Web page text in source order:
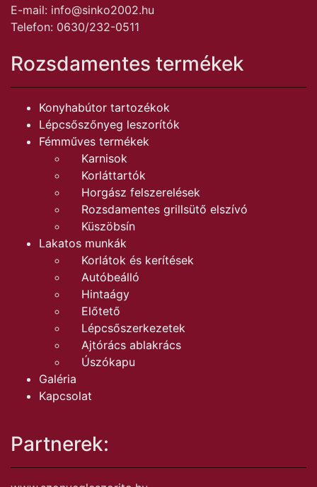
E-mail: info@sinko2002.hu
Telefon: 0630/232-0511
Rozsdamentes termékek
Konyhabútor tartozékok
Lépcsőszőnyeg leszorítók
Fémműves termékek
Karnisok
Korláttartók
Horgász felszerelések
Rozsdamentes grillsütő elszívó
Küszöbsín
Lakatos munkák
Korlátok és kerítések
Autóbeálló
Hintaágy
Előtető
Lépcsőszerkezetek
Ajtórács ablakrács
Úszókapu
Galéria
Kapcsolat
Partnerek: